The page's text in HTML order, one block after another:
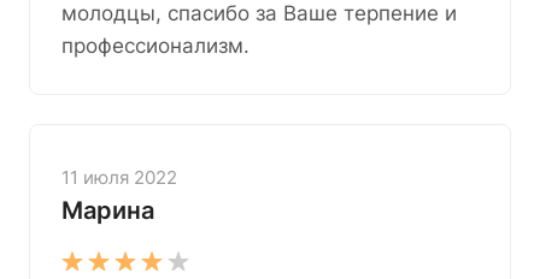
молодцы, спасибо за Ваше терпение и
профессионализм.
11 июля 2022
Марина